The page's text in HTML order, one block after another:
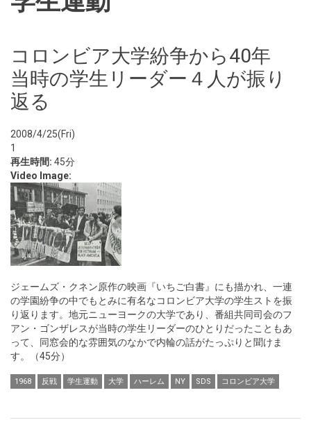
コロンビア大学紛争から40年
当時の学生リーダー４人が振り
返る
2008/4/25(Fri)
1
再生時間: 45分
Video Image:
ジェームズ・クネン原作の映画『いちご白書』にも描かれ、一連
の学園紛争の中でもとみに有名なコロンビア大学の学生ストを振
り返ります。地元ニューヨークの大学であり、番組共同司会のフ
アン・ゴンザレスが当時の学生リーダーのひとりだったこともあ
って、同窓会的な雰囲気のなかで内輪の話がたっぷりと聞けま
す。（45分）
1968 反戦 学生運動 大学 ハーレム NY SDS コロンビア大学